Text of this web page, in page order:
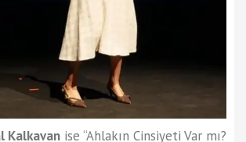
Kalkavan ise “Ahlakın Cinsiyeti Var mı?